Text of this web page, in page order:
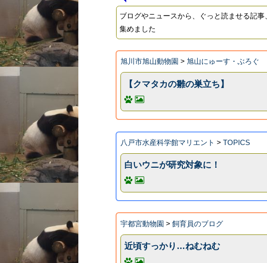
ブログやニュースから、ぐっと読ませる記
集めました
旭川市旭山動物園 > 旭山にゅーす・ぶろぐ
【クマタカの雛の巣立ち】
八戸市水産科学館マリエント >TOPICS
白いウニが研究対象に！
宇都宮動物園 >飼育員のブログ
近頃すっかり…ねむねむ